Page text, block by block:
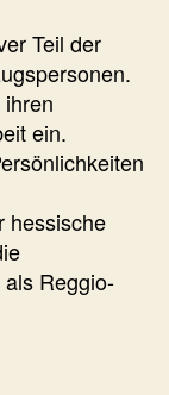
Teil der
ein.
hessische
Reggio-